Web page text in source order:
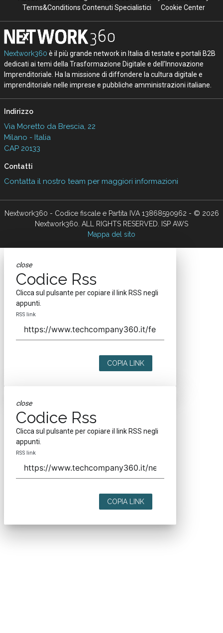
Terms&Conditions Contenuti Specialistici
Cookie Center
Nextwork360 è il più grande network in Italia di testate e portali B2B
dedicati ai temi della Trasformazione Digitale e dell’Innovazione
Imprenditoriale. Ha la missione di diffondere la cultura digitale e
imprenditoriale nelle imprese e pubbliche amministrazioni italiane.
Indirizzo
Via Moretto da Brescia, 22
Milano - Italia
CAP 20133
Contatti
Contatta il nostro team per maggiori informazioni
Nextwork360 - Codice fiscale e Partita IVA 13868590962 - © 2026
Nextwork360. ALL RIGHTS RESERVED. ISP AWS
Mappa del sito
close
Codice Rss
Clicca sul pulsante per copiare il link RSS negli
appunti.
RSS link
COPIA LINK
close
Codice Rss
Clicca sul pulsante per copiare il link RSS negli
appunti.
RSS link
COPIA LINK